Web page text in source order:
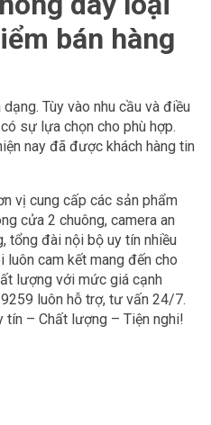
bán hàng
Tùy vào nhu cầu và điều
sự lựa chọn cho phù hợp.
nay đã được khách hàng tin
vị cung cấp các sản phẩm
cửa 2 chuông, camera an
tổng đài nội bộ uy tín nhiều
luôn cam kết mang đến cho
lượng với mức giá cạnh
luôn hỗ trợ, tư vấn 24/7.
tín – Chất lượng – Tiện nghi!